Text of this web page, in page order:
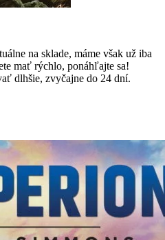
na sklade, máme však už iba
mať rýchlo, ponáhľajte sa!
dlhšie, zvyčajne do 24 dní.